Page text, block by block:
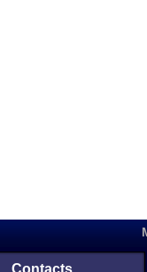
Contacts